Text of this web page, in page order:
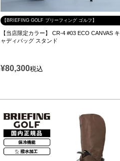
【BRIEFING GOLF ブリーフィング ゴルフ】
【当店限定カラー】 CR-4 #03 ECO CANVAS キ
ャディバッグ スタンド
¥80,300税込